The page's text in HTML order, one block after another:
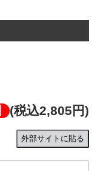
(税込2,805円)
外部サイトに貼る